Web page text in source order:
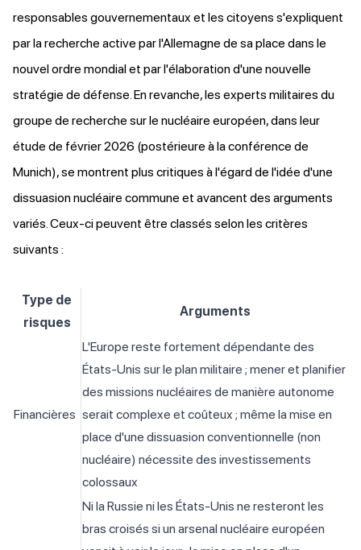
responsables gouvernementaux et les citoyens s'expliquent
par la recherche active par l'Allemagne de sa place dans le
nouvel ordre mondial et par l'élaboration d'une nouvelle
stratégie de défense. En revanche, les experts militaires du
groupe de recherche sur le nucléaire européen, dans leur
étude de février 2026 (postérieure à la conférence de
Munich),se montrent plus critiques à l'égard de l'idée d'une
dissuasion nucléaire commune et avancent des arguments
variés. Ceux-ci peuvent être classés selon les critères
suivants :
Type de
risques
Arguments
Financières
L'Europe reste fortement dépendante des
États-Unis sur le plan militaire ; mener et planifier
des missions nucléaires de manière autonome
serait complexe et coûteux ; même la mise en
place d'une dissuasion conventionnelle (non
nucléaire) nécessite des investissements
colossaux
Ni la Russie ni les États-Unis ne resteront les
bras croisés si un arsenal nucléaire européen